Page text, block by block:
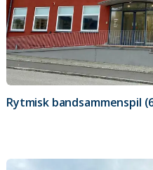
Rytmisk bandsammenspil